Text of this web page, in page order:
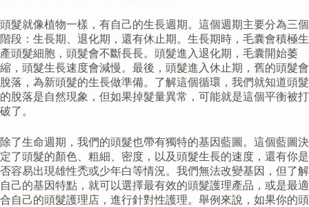
頭髮就像植物一樣，有自己的生長週期。這個週期主要分為三個
階段：生長期、退化期，還有休止期。生長期時，毛囊會積極生
產頭髮細胞，頭髮會不斷長長。頭髮進入退化期，毛囊開始萎
縮，頭髮生長速度會減慢。最後，頭髮進入休止期，舊的頭髮會
脫落，為新頭髮的生長做準備。了解這個循環，我們就知道頭髮
的脫落是自然現象，但如果掉髮量異常，可能就是這個平衡被打
破了。
除了生命週期，我們的頭髮也帶有獨特的基因藍圖。這個藍圖決
定了頭髮的顏色、粗細、密度，以及頭髮生長的速度，還有你是
否容易出現雄性禿或少年白等情況。我們無法改變基因，但了解
自己的基因特點，就可以選擇最有效的頭髮護理產品，或是最適
合自己的頭髮護理店，進行針對性護理。舉例來說，如果你的頭